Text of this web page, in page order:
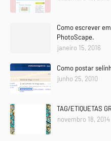
Como escrever
PhotoScape.
janeiro 15, 2016
Como postar
junho 25, 2010
TAG/ETIQUETAS
novembro 18, 2014